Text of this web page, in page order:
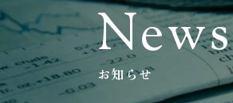
News
お知らせ